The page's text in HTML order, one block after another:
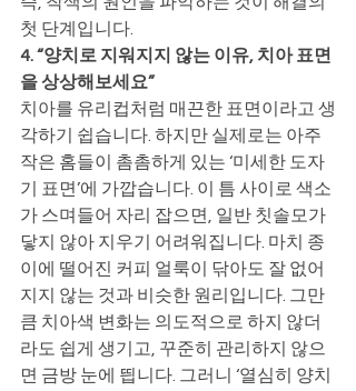
첫 단계입니다.
4. “양치로 지워지지 않는 이유, 치아 표면
을 상상해보세요”
치아를 유리컵처럼 매끈한 표면이라고 생
각하기 쉽습니다. 하지만 실제로는 아주
작은 홈들이 촘촘하게 있는 ‘미세한 도자
기 표면’에 가깝습니다. 이 틈 사이로 색소
가 스며들어 자리 잡으면, 일반 칫솔모가
닿지 않아 지우기 어려워집니다. 마치 종
이에 떨어진 커피 얼룩이 닦아도 잘 없어
지지 않는 것과 비슷한 원리입니다. 그만
큼 치아색 변화는 의도적으로 하지 않더
라도 쉽게 생기고, 꾸준히 관리하지 않으
면 금방 눈에 띕니다. 그러니 ‘열심히 양치